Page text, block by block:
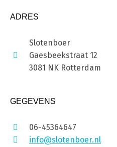
ADRES
Slotenboer
Gaesbeekstraat 12
3081 NK Rotterdam
GEGEVENS
06-45364647
info@slotenboer.nl